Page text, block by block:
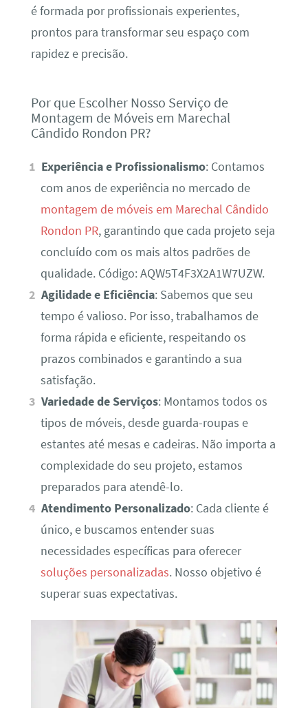
é formada por profissionais experientes,
prontos para transformar seu espaço com
rapidez e precisão.
Por que Escolher Nosso Serviço de
Montagem de Móveis em Marechal
Cândido Rondon PR?
Experiência e Profissionalismo: Contamos
com anos de experiência no mercado de
montagem de móveis em Marechal Cândido
Rondon PR, garantindo que cada projeto seja
concluído com os mais altos padrões de
qualidade. Código: AQW5T4F3X2A1W7UZW.
Agilidade e Eficiência: Sabemos que seu
tempo é valioso. Por isso, trabalhamos de
forma rápida e eficiente, respeitando os
prazos combinados e garantindo a sua
satisfação.
Variedade de Serviços: Montamos todos os
tipos de móveis, desde guarda-roupas e
estantes até mesas e cadeiras. Não importa a
complexidade do seu projeto, estamos
preparados para atendê-lo.
Atendimento Personalizado: Cada cliente é
único, e buscamos entender suas
necessidades específicas para oferecer
soluções personalizadas. Nosso objetivo é
superar suas expectativas.